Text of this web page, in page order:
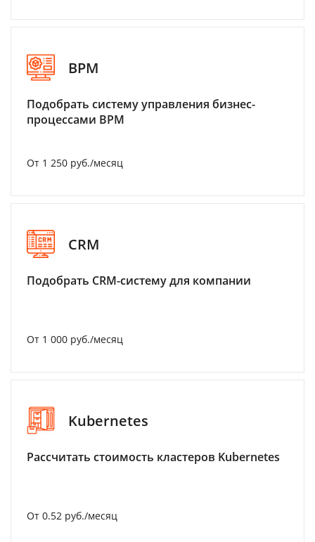
BPM
Подобрать систему управления бизнес-
процессами BPM
От 1 250 руб./месяц
CRM
Подобрать CRM-систему для компании
От 1 000 руб./месяц
Kubernetes
Рассчитать стоимость кластеров Kubernetes
От 0.52 руб./месяц